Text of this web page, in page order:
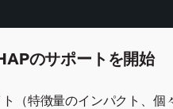
のサポートを開始
（特徴量のインパクト、個